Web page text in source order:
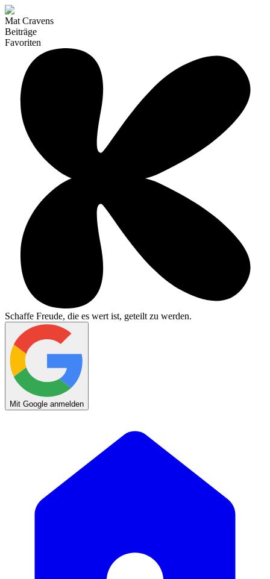
Mat Cravens
Beiträge
Favoriten
Schaffe Freude, die es wert ist, geteilt zu werden.
Mit Google anmelden